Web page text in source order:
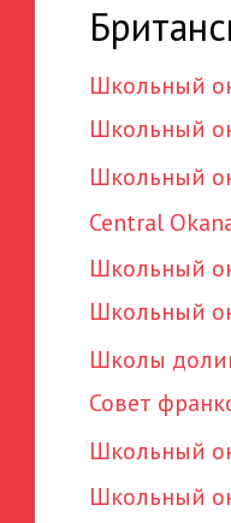
Школьный
Школьный
Школьный
Central
Школьный
Школьный
Школы
Совет
Школьный
Школьный